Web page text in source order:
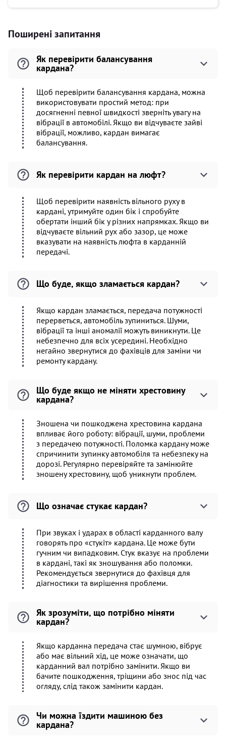
Поширені запитання
Як перевірити балансування
кардана?
Щоб перевірити балансування кардана, можна
використовувати простий метод: при
досягненні певної швидкості зверніть увагу на
вібрації в автомобілі. Якщо ви відчуваєте зайві
вібрації, можливо, кардан вимагає
балансування.
Як перевірити кардан на люфт?
Щоб перевірити наявність вільного руху в
кардані, утримуйте один бік і спробуйте
обертати інший бік у різних напрямках. Якщо ви
відчуваєте вільний рух або зазор, це може
вказувати на наявність люфта в карданній
передачі.
Що буде, якщо зламається кардан?
Якщо кардан зламається, передача потужності
перерветься, автомобіль зупиниться. Шуми,
вібрації та інші аномалії можуть виникнути. Це
небезпечно для всіх усередині. Необхідно
негайно звернутися до фахівців для заміни чи
ремонту кардану.
Що буде якщо не міняти хрестовину
кардана?
Зношена чи пошкоджена хрестовина кардана
впливає його роботу: вібрації, шуми, проблеми
з передачею потужності. Поломка кардану може
спричинити зупинку автомобіля та небезпеку на
дорозі. Регулярно перевіряйте та замінюйте
зношену хрестовину, щоб уникнути проблем.
Що означає стукає кардан?
При звуках і ударах в області карданного валу
говорять про «стукіт» кардана. Це може бути
гучним чи випадковим. Стук вказує на проблеми
в кардані, такі як зношування або поломки.
Рекомендується звернутися до фахівця для
діагностики та вирішення проблеми.
Як зрозуміти, що потрібно міняти
кардан?
Якщо карданна передача стає шумною, вібрує
або має вільний хід, це може означати, що
карданний вал потрібно замінити. Якщо ви
бачите пошкодження, тріщини або знос під час
огляду, слід також замінити кардан.
Чи можна їздити машиною без
кардана?